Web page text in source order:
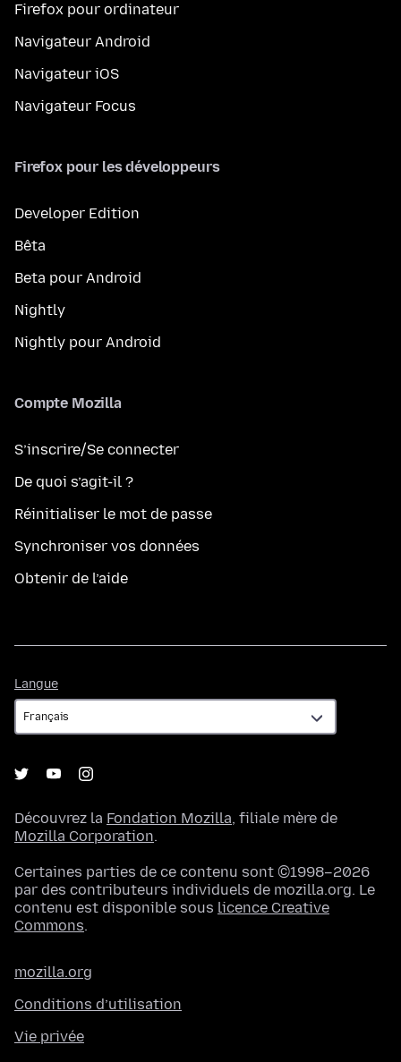
Firefox pour ordinateur
Navigateur Android
Navigateur iOS
Navigateur Focus
Firefox pour les développeurs
Developer Edition
Bêta
Beta pour Android
Nightly
Nightly pour Android
Compte Mozilla
S’inscrire/Se connecter
De quoi s’agit-il ?
Réinitialiser le mot de passe
Synchroniser vos données
Obtenir de l’aide
Langue
Découvrez la Fondation Mozilla, filiale mère de
Mozilla Corporation.
Certaines parties de ce contenu sont ©1998–2026
par des contributeurs individuels de mozilla.org. Le
contenu est disponible sous licence Creative
Commons.
mozilla.org
Conditions d’utilisation
Vie privée